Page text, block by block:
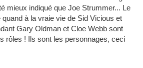
mieux indiqué que Joe Strummer... Le
à la vraie vie de Sid Vicious et
Gary Oldman et Cloe Webb sont
rôles ! Ils sont les personnages, ceci